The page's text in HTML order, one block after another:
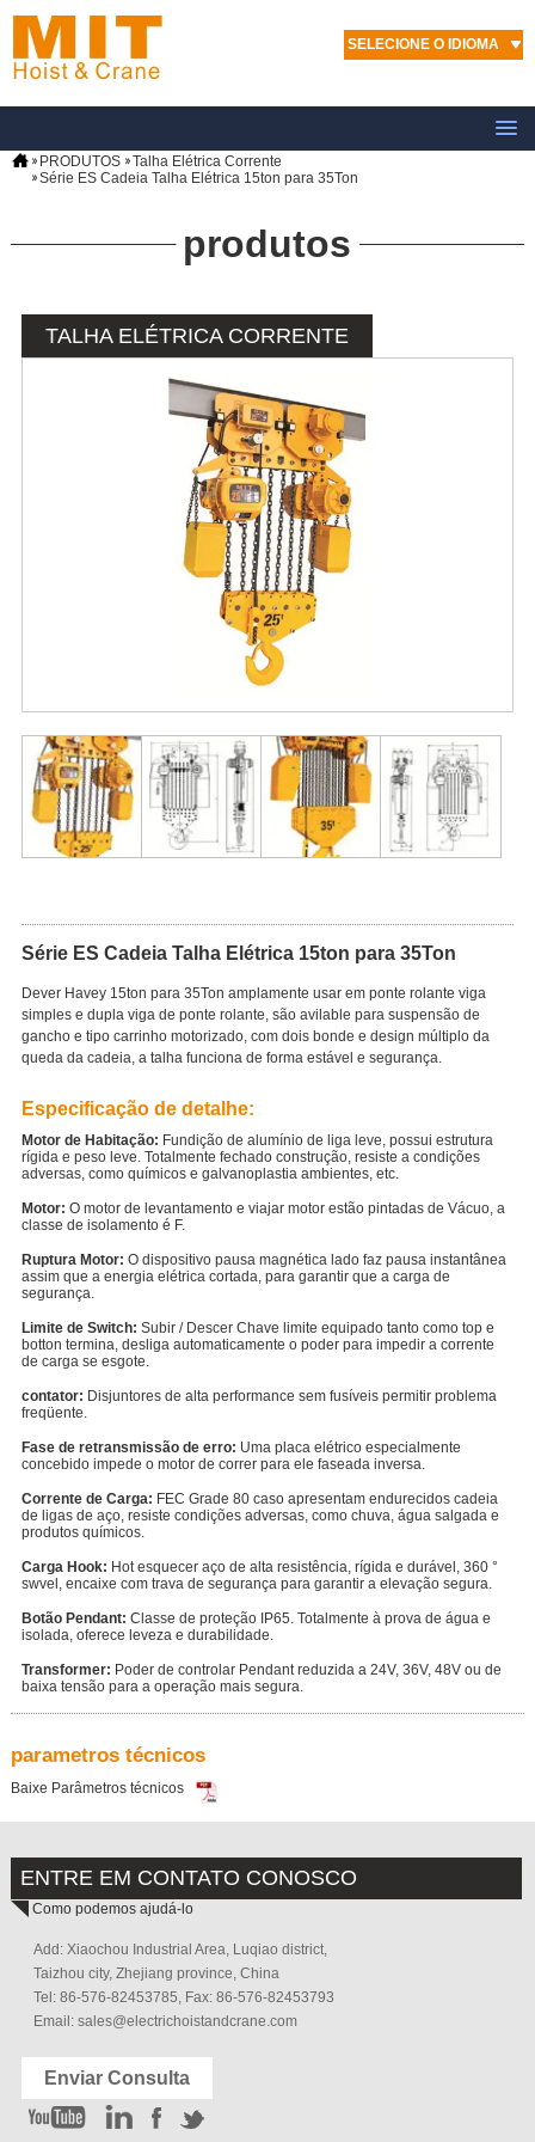
SELECIONE O IDIOMA
PRODUTOS
Talha Elétrica Corrente
Série ES Cadeia Talha Elétrica 15ton para 35Ton
produtos
TALHA ELÉTRICA CORRENTE
Série ES Cadeia Talha Elétrica 15ton para 35Ton
Dever Havey 15ton para 35Ton amplamente usar em ponte rolante viga
simples e dupla viga de ponte rolante, são avilable para suspensão de
gancho e tipo carrinho motorizado, com dois bonde e design múltiplo da
queda da cadeia, a talha funciona de forma estável e segurança.
Especificação de detalhe:
Motor de Habitação: Fundição de alumínio de liga leve, possui estrutura
rígida e peso leve. Totalmente fechado construção, resiste a condições
adversas, como químicos e galvanoplastia ambientes, etc.
Motor: O motor de levantamento e viajar motor estão pintadas de Vácuo, a
classe de isolamento é F.
Ruptura Motor: O dispositivo pausa magnética lado faz pausa instantânea
assim que a energia elétrica cortada, para garantir que a carga de
segurança.
Limite de Switch: Subir / Descer Chave limite equipado tanto como top e
botton termina, desliga automaticamente o poder para impedir a corrente
de carga se esgote.
contator: Disjuntores de alta performance sem fusíveis permitir problema
freqüente.
Fase de retransmissão de erro: Uma placa elétrico especialmente
concebido impede o motor de correr para ele faseada inversa.
Corrente de Carga: FEC Grade 80 caso apresentam endurecidos cadeia
de ligas de aço, resiste condições adversas, como chuva, água salgada e
produtos químicos.
Carga Hook: Hot esquecer aço de alta resistência, rígida e durável, 360 °
swvel, encaixe com trava de segurança para garantir a elevação segura.
Botão Pendant: Classe de proteção IP65. Totalmente à prova de água e
isolada, oferece leveza e durabilidade.
Transformer: Poder de controlar Pendant reduzida a 24V, 36V, 48V ou de
baixa tensão para a operação mais segura.
parametros técnicos
Baixe Parâmetros técnicos
ENTRE EM CONTATO CONOSCO
Como podemos ajudá-lo
Add: Xiaochou Industrial Area, Luqiao district,
Taizhou city, Zhejiang province, China
Tel: 86-576-82453785, Fax: 86-576-82453793
Email: sales@electrichoistandcrane.com
Enviar Consulta